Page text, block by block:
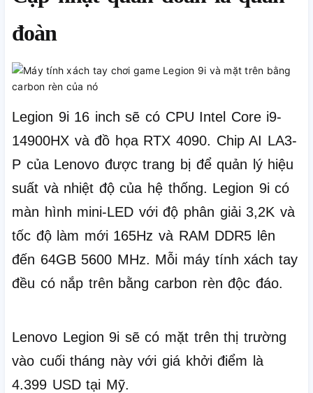
đoàn
Legion 9i 16 inch sẽ có CPU Intel Core i9-
14900HX và đồ họa RTX 4090. Chip AI LA3-
P của Lenovo được trang bị để quản lý hiệu
suất và nhiệt độ của hệ thống. Legion 9i có
màn hình mini-LED với độ phân giải 3,2K và
tốc độ làm mới 165Hz và RAM DDR5 lên
đến 64GB 5600 MHz. Mỗi máy tính xách tay
đều có nắp trên bằng carbon rèn độc đáo.
Lenovo Legion 9i sẽ có mặt trên thị trường
vào cuối tháng này với giá khởi điểm là
4.399 USD tại Mỹ.